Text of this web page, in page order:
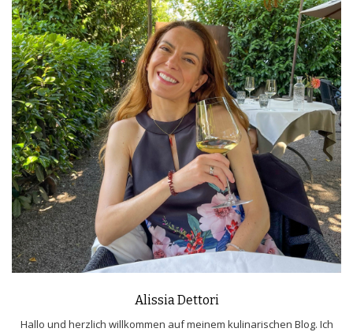
Alissia Dettori
Hallo und herzlich willkommen auf meinem kulinarischen Blog. Ich